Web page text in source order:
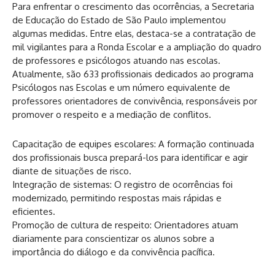
Para enfrentar o crescimento das ocorrências, a Secretaria
de Educação do Estado de São Paulo implementou
algumas medidas. Entre elas, destaca-se a contratação de
mil vigilantes para a Ronda Escolar e a ampliação do quadro
de professores e psicólogos atuando nas escolas.
Atualmente, são 633 profissionais dedicados ao programa
Psicólogos nas Escolas e um número equivalente de
professores orientadores de convivência, responsáveis por
promover o respeito e a mediação de conflitos.
Capacitação de equipes escolares: A formação continuada
dos profissionais busca prepará-los para identificar e agir
diante de situações de risco.
Integração de sistemas: O registro de ocorrências foi
modernizado, permitindo respostas mais rápidas e
eficientes.
Promoção de cultura de respeito: Orientadores atuam
diariamente para conscientizar os alunos sobre a
importância do diálogo e da convivência pacífica.